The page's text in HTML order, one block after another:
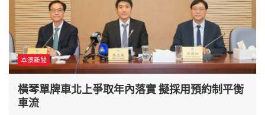
本澳新聞
橫琴單牌車北上爭取年內落實 擬採用預約制平衡
車流